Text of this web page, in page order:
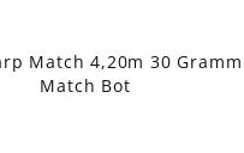
Match 4,20m 30
Match Bot